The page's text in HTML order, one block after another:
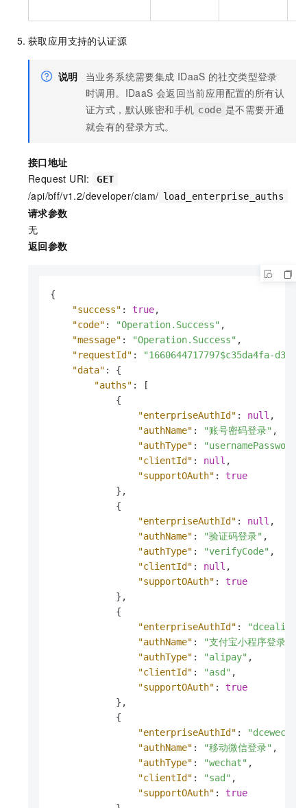
获取应用支持的认证源
说明 当业务系统需要集成 IDaaS 的社交类型登录
时调用。IDaaS 会返回当前应用配置的所有认
证方式，默认账密和手机 code 是不需要开通
就会有的登录方式。
接口地址
Request URI:
GET
/api/bff/v1.2/developer/ciam/ load_enterprise_auths
请求参数
无
返回参数
{
"success" : true,
"code" : "Operation.Success" ,
"message" : "Operation.Success" ,
"requestId" :
"1660644717797$c35da4fa-
"data" :
{
"auths" :
[
{
"enterpriseAuthId" : null ,
"authName" : "账号密码登录" ,
"authType" : "usernamePassword"
"clientId" : null ,
"supportOAuth" :
true
} ,
{
"enterpriseAuthId" : null ,
"authName" : "验证码登录" ,
"authType" : "verifyCode" ,
"clientId" : null ,
"supportOAuth" :
true
} ,
{
"enterpriseAuthId" :
"dcealipay"
"authName" : "支付宝小程序登录"
"authType" : "alipay" ,
"clientId" : "asd" ,
"supportOAuth" :
true
} ,
{
"enterpriseAuthId" :
"authName" : "移动微信登录" ,
"authType" : "wechat" ,
"clientId" : "sad" ,
"supportOAuth" :
true